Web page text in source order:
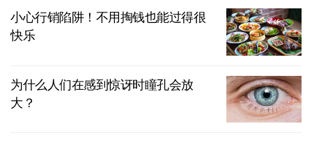
小心行销陷阱！不用掏钱也能过得很
快乐
为什么人们在感到惊讶时瞳孔会放
大？